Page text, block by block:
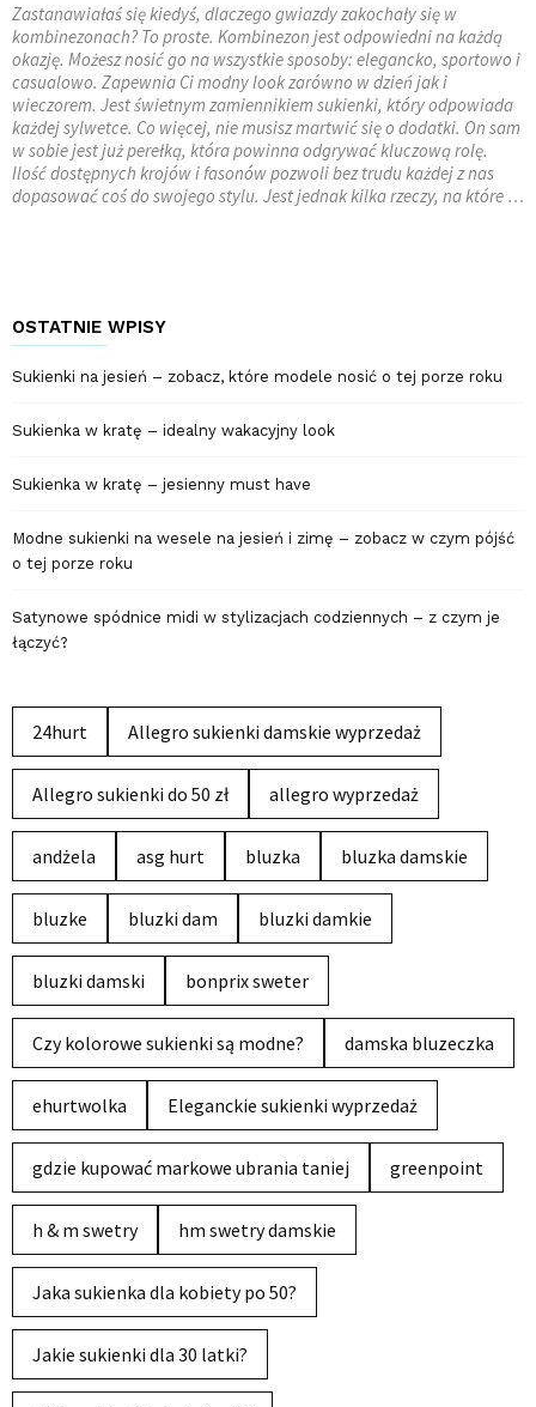
Zastanawiałaś się kiedyś, dlaczego gwiazdy zakochały się w
kombinezonach? To proste. Kombinezon jest odpowiedni na każdą
okazję. Możesz nosić go na wszystkie sposoby: elegancko, sportowo i
casualowo. Zapewnia Ci modny look zarówno w dzień jak i
wieczorem. Jest świetnym zamiennikiem sukienki, który odpowiada
każdej sylwetce. Co więcej, nie musisz martwić się o dodatki. On sam
w sobie jest już perełką, która powinna odgrywać kluczową rolę.
Ilość dostępnych krojów i fasonów pozwoli bez trudu każdej z nas
dopasować coś do swojego stylu. Jest jednak kilka rzeczy, na które …
OSTATNIE WPISY
Sukienki na jesień – zobacz, które modele nosić o tej porze roku
Sukienka w kratę – idealny wakacyjny look
Sukienka w kratę – jesienny must have
Modne sukienki na wesele na jesień i zimę – zobacz w czym pójść
o tej porze roku
Satynowe spódnice midi w stylizacjach codziennych – z czym je
łączyć?
24hurt Allegro sukienki damskie wyprzedaż
Allegro sukienki do 50 zł allegro wyprzedaż
andżela asg hurt bluzka bluzka damskie
bluzke bluzki dam bluzki damkie
bluzki damski bonprix sweter
Czy kolorowe sukienki są modne? damska bluzeczka
ehurtwolka Eleganckie sukienki wyprzedaż
gdzie kupować markowe ubrania taniej greenpoint
h & m swetry hm swetry damskie
Jaka sukienka dla kobiety po 50?
Jakie sukienki dla 30 latki?